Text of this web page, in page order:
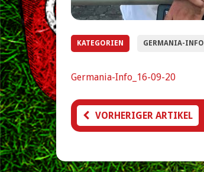
KATEGORIEN GERMANIA-INFO
Germania-Info_16-09-20
VORHERIGER ARTIKEL